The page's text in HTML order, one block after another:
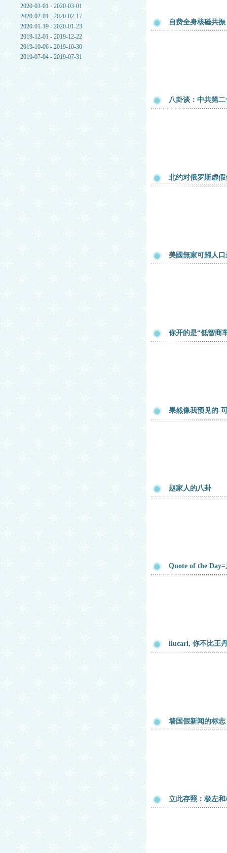
2020-03-01 - 2020-03-01
2020-02-01 - 2020-02-17
2020-01-19 - 2020-01-23
2019-12-01 - 2019-12-22
2019-10-06 - 2019-10-30
2019-07-04 - 2019-07-31
自费全身核磁共振
八卦谈：中共第
北约对俄罗斯虚
美國無家可歸人
你开的是“低智商
果然像我预见的-
赵家人的八卦
Quote of the
liucarl, 你不比王
墙国假新闻的标志
立此存照：极左